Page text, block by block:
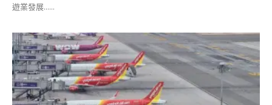
遊業發展......